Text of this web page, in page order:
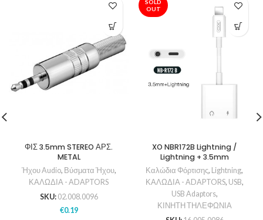
ΦΙΣ 3.5mm STEREO ΑΡΣ.
METAL
Ήχου Audio, Βύσματα Ήχου,
ΚΑΛΩΔΙΑ - ADAPTORS
SKU: 02.008.0096
€0.19
SOLD
OUT
XO NBR172B Lightning /
Lightning + 3.5mm
Καλώδια Φόρτισης, Lightning,
ΚΑΛΩΔΙΑ - ADAPTORS, USB,
USB Adaptors,
ΚΙΝΗΤΗ ΤΗΛΕΦΩΝΙΑ